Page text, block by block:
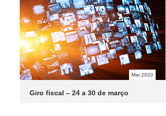
Giro fiscal – 24 a 30 de março
Mar 2020